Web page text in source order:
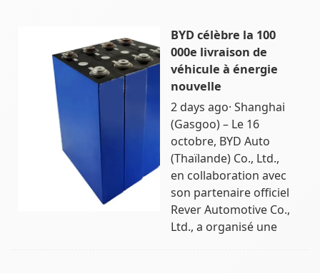
BYD célèbre la 100
000e livraison de
véhicule à énergie
nouvelle
2 days ago· Shanghai
(Gasgoo) – Le 16
octobre, BYD Auto
(Thaïlande) Co., Ltd.,
en collaboration avec
son partenaire officiel
Rever Automotive Co.,
Ltd., a organisé une